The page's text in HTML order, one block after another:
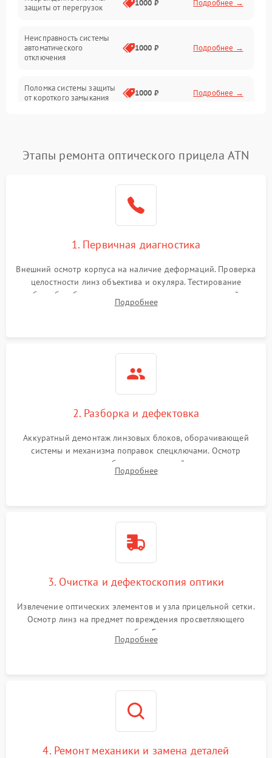
Электропитание
Механика
Корпус/Герметичность
защиты от перегрузок
1000 ₽ Подробнее →
Неисправность системы
автоматического
отключения
1000 ₽ Подробнее →
Поломка системы защиты
от короткого замыкания
1000 ₽ Подробнее →
1000 ₽
защиты от перегрева
Поломка системы защиты
1000 ₽
Этапы ремонта оптического прицела ATN
1. Первичная диагностика
Внешний осмотр корпуса на наличие деформаций. Проверка
целостности линз объектива и окуляра. Тестирование
работы барабанчиков ввода поправок, кольца отстройки
параллакса и зума. Выявление сколов, внутренних
Подробнее
2. Разборка и дефектовка
Аккуратный демонтаж линзовых блоков, оборачивающей
системы и механизма поправок спецключами. Осмотр
внутренних резьбовых соединений, пружин и
уплотнительных колец. Поиск причин люфта, смещения
Подробнее
3. Очистка и дефектоскопия оптики
Извлечение оптических элементов и узла прицельной сетки.
Осмотр линз на предмет повреждения просветляющего
покрытия или появления грибка. Бережная очистка стекол
спецрастворами. Проверка целостности гравированной
Подробнее
4. Ремонт механики и замена деталей